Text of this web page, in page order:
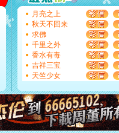
[圣诞节]不只这样的日子才会想起你
能正大光明地骚扰你,告诉你,圣诞要
都要快乐噢!
[圣诞节]奉上一颗祝福的心,在这个特
如意,快乐,鲜花,一切美好的祝愿与你
[元旦]
看到你我会触电；看不到你我
断电。爱你是我职业，想你是我事
你是我专业！水晶之恋祝你新年快乐
[元旦]
如果上天让我许三个愿望，
起；二是再生再世和你在一起；三是
离。水晶之恋祝你新年快乐
[元旦]当我狠下心扭头离去那一刻，
泣，这痛楚让我明白我多么爱你。我
月亮之上
秋天不回来
求佛
千里之外
香水有毒
吉祥三宝
天竺少女